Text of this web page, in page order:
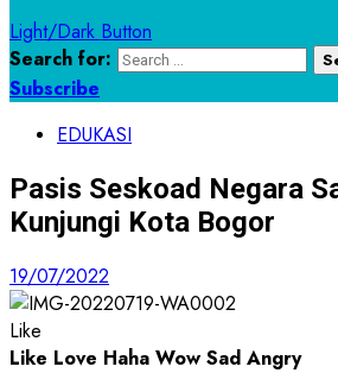
Light/Dark Button
Search for:
Subscribe
EDUKASI
Pasis Seskoad Negara
Kunjungi Kota Bogor
19/07/2022
Like
Like Love Haha Wow Sad Angry